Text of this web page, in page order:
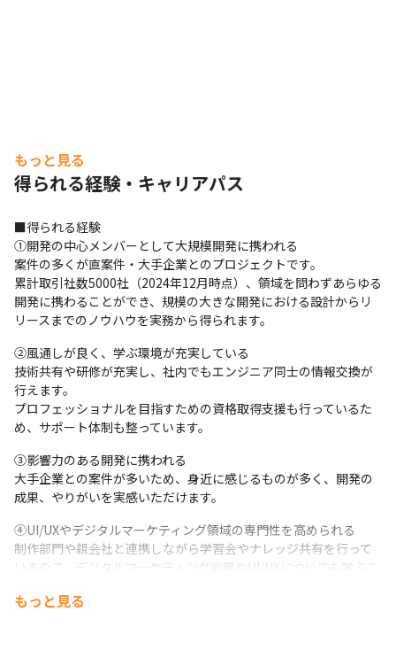
もっと見る
得られる経験・キャリアパス
■得られる経験
①開発の中心メンバーとして大規模開発に携われる
案件の多くが直案件・大手企業とのプロジェクトです。
累計取引社数5000社（2024年12月時点）、領域を問わずあらゆる
開発に携わることができ、規模の大きな開発における設計からリ
リースまでのノウハウを実務から得られます。
②風通しが良く、学ぶ環境が充実している
技術共有や研修が充実し、社内でもエンジニア同士の情報交換が
行えます。
プロフェッショナルを目指すための資格取得支援も行っているた
め、サポート体制も整っています。
③影響力のある開発に携われる
大手企業との案件が多いため、身近に感じるものが多く、開発の
成果、やりがいを実感いただけます。
④UI/UXやデジタルマーケティング領域の専門性を高められる
制作部門や親会社と連携しながら学習会やナレッジ共有を行って
いるので、デジタルマーケティング戦略やUI/UXについても学ぶこ
もっと見る